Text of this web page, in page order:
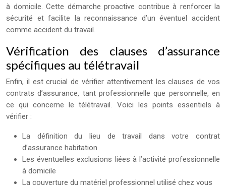
à domicile. Cette démarche proactive contribue à renforcer la
sécurité et facilite la reconnaissance d’un éventuel accident
comme accident du travail.
Vérification des clauses d’assurance
spécifiques au télétravail
Enfin, il est crucial de vérifier attentivement les clauses de vos
contrats d’assurance, tant professionnelle que personnelle, en
ce qui concerne le télétravail. Voici les points essentiels à
vérifier :
La définition du lieu de travail dans votre contrat
d’assurance habitation
Les éventuelles exclusions liées à l’activité professionnelle
à domicile
La couverture du matériel professionnel utilisé chez vous